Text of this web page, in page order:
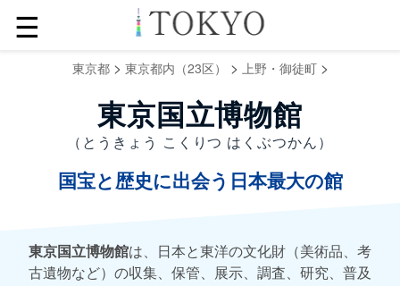
☰
東京都> 東京都内（23区） > 上野・御徒町>
東京国立博物館
（とうきょう こくりつ はくぶつかん）
国宝と歴史に出会う日本最大の館
東京国立博物館は、日本と東洋の文化財（美術品、考
古遺物など）の収集、保管、展示、調査、研究、普及